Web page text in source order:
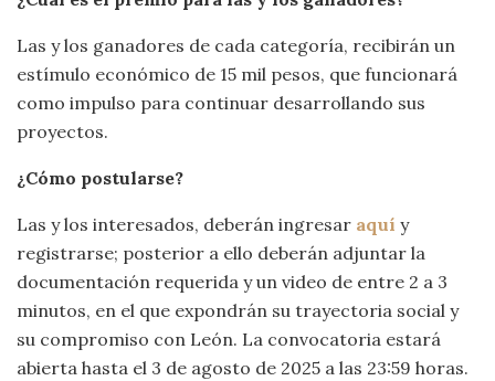
Las y los ganadores de cada categoría, recibirán un
estímulo económico de 15 mil pesos, que funcionará
como impulso para continuar desarrollando sus
proyectos.
¿Cómo postularse?
Las y los interesados, deberán ingresar aquí y
registrarse; posterior a ello deberán adjuntar la
documentación requerida y un video de entre 2 a 3
minutos, en el que expondrán su trayectoria social y
su compromiso con León. La convocatoria estará
abierta hasta el 3 de agosto de 2025 a las 23:59 horas.